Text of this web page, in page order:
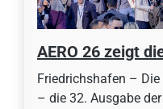
AERO 26 zeigt
Friedrichshafen –
– die 32. Ausgabe